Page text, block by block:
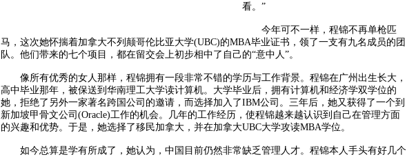
看。”
今年可不一样，程锦不再单枪匹
马，这次她怀揣着加拿大不列颠哥伦比亚大学(UBC)的MBA毕业证书，领了一支有九名成员的团
队。他们带来的七个项目，都在留交会上初步相中了自己的“意中人”。
像所有优秀的女人那样，程锦拥有一段非常不错的学历与工作背景。程锦在广州出生长大，
高中毕业那年，被保送到华南理工大学读计算机。大学毕业后，拥有计算机和经济学双学位的
她，拒绝了另外一家著名跨国公司的邀请，而选择加入了IBM公司。三年后，她又获得了一个到
新加坡甲骨文公司(Oracle)工作的机会。几年的工作经历，使程锦越来越认识到自己在管理方面
的兴趣和优势。于是，她选择了移民加拿大，并在加拿大UBC大学攻读MBA学位。
如今总算是学有所成了，她认为，中国目前仍然非常缺乏管理人才。程锦本人手头有好几个